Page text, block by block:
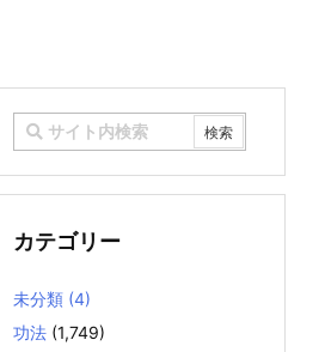
カテゴリー
未分類 (4)
功法 (1,749)